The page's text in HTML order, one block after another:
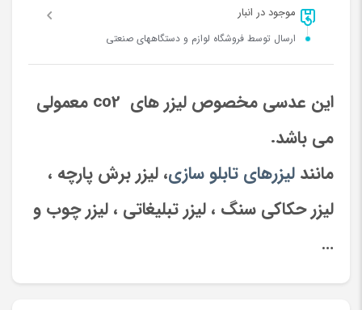
موجود در انبار
ارسال توسط فروشگاه لوازم و دستگاههای صنعتی
این عدسی مخصوص لیزر های co2 معمولی
می باشد.
مانند لیزرهای تابلو سازی، لیزر برش پارچه ،
لیزر حکاکی سنگ ، لیزر تبلیغاتی ، لیزر چوب و
…